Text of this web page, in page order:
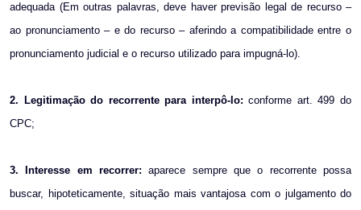
adequada (Em outras palavras, deve haver previsão legal de recurso –
ao pronunciamento – e do recurso – aferindo a compatibilidade entre o
pronunciamento judicial e o recurso utilizado para impugná-lo).
2. Legitimação do recorrente para interpô-lo: conforme art. 499 do
CPC;
3. Interesse em recorrer: aparece sempre que o recorrente possa
buscar, hipoteticamente, situação mais vantajosa com o julgamento do